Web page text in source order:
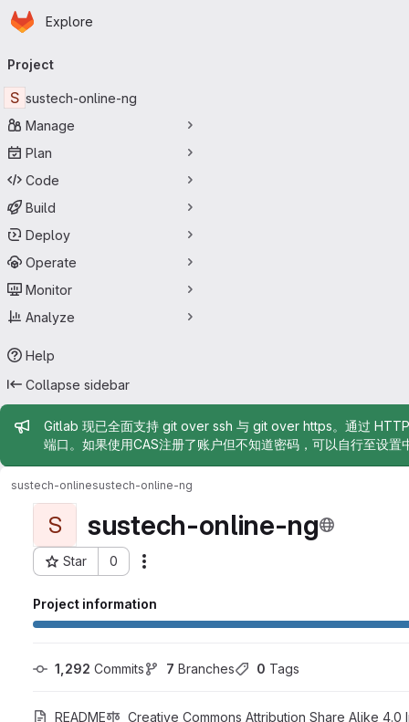
Skip to main content
Homepage
Explore
navigation
Project
S sustech-online-ng
Manage
Plan
Code
Build
Deploy
Operate
Monitor
Analyze
Help
Collapse sidebar
Admin message
Gitlab 现已全面支持 git over ssh 与 git over https。通过
端口。如果使用CAS注册了账户但不知道密码，可以自行至设
sustech-onlinesustech-online-ng
S sustech-online-ng
Star 0
Project ID: 252
Project information
1,292 Commits 7 Branches 0 Tags
README Creative Commons Attribution Share Alike 4.0